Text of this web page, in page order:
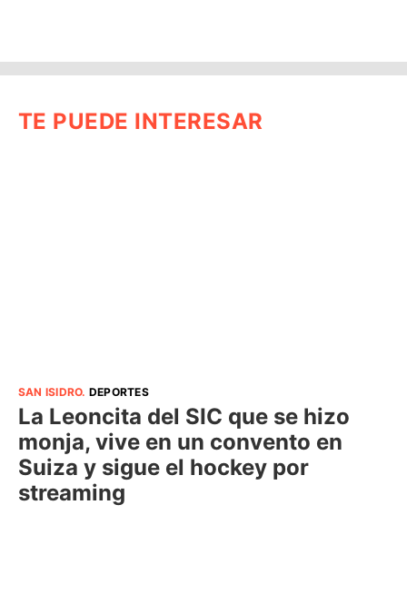
TE PUEDE INTERESAR
SAN ISIDRO. DEPORTES
La Leoncita del SIC que se hizo
monja, vive en un convento en
Suiza y sigue el hockey por
streaming